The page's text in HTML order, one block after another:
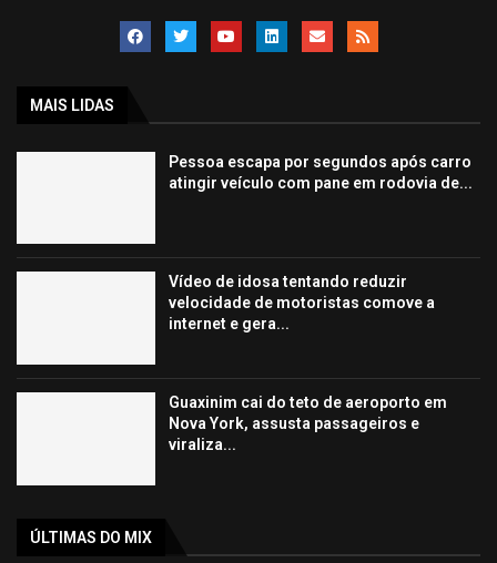
MAIS LIDAS
Pessoa escapa por segundos após carro
atingir veículo com pane em rodovia de...
Vídeo de idosa tentando reduzir
velocidade de motoristas comove a
internet e gera...
Guaxinim cai do teto de aeroporto em
Nova York, assusta passageiros e
viraliza...
ÚLTIMAS DO MIX